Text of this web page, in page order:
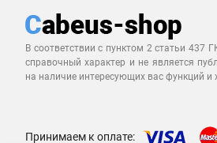
В соответствии с пунктом 2 статьи 437
справочный характер и не является
на наличие интересующих вас функций и
Принимаем к оплате: